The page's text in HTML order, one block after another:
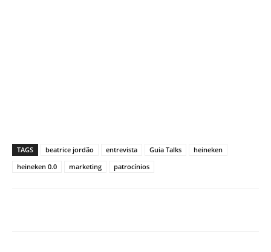
TAGS beatrice jordão entrevista Guia Talks
heineken
heineken 0.0
marketing patrocínios